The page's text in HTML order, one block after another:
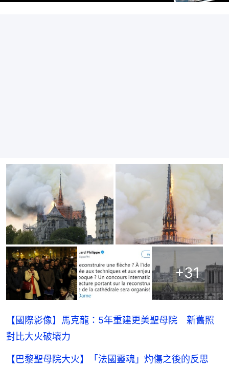
+31
【國際影像】馬克龍：5年重建更美聖母院 新舊照
對比大火破壞力
【巴黎聖母院大火】「法國靈魂」灼傷之後的反思